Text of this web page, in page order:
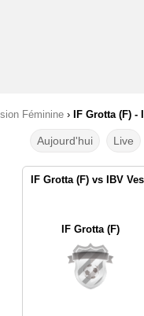
Féminine ›
IF Grotta (F)
Aujourd'hui Live
IF Grotta (F) vs IBV
IF Grotta (F)